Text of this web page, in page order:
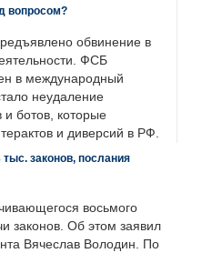
вопросом?
обвинение в
ФСБ
в международный
неудаление
и ботов, которые
и диверсий в РФ.
законов, послания
восьмого
законов. Об этом заявил
Вячеслав Володин. По